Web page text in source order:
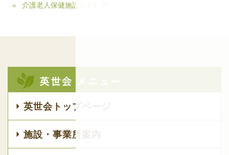
介護老人保健施設カトレア
英世会トップページ
施設・事業所案内